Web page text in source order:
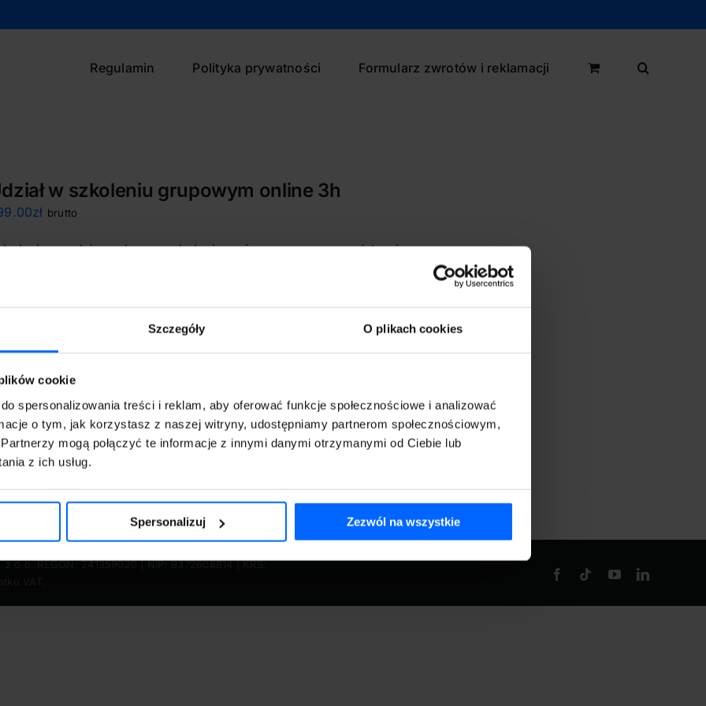
Szczegóły O plikach cookies
cookie
spersonalizowania treści i reklam, aby oferować funkcje społecznościowe i analizować
o tym, jak korzystasz z naszej witryny, udostępniamy partnerom społecznościowym,
mogą połączyć te informacje z innymi danymi otrzymanymi od Ciebie lub
z ich usług.
Spersonalizuj Zezwól na wszystkie
Regulamin Polityka prywatności Formularz zwrotów i reklamacji
w szkoleniu grupowym online 3h
zł brutto
zgodnie z planem szkolenia umieszczonym na podstronie.
zł brutto
i zakres szkolenia do ustalenia indywidualnie.
o.o. REGON: 241359020 | NIP: 9372608814 | KRS:
VAT.
Facebook
TiktokYouTubeLinkedIn